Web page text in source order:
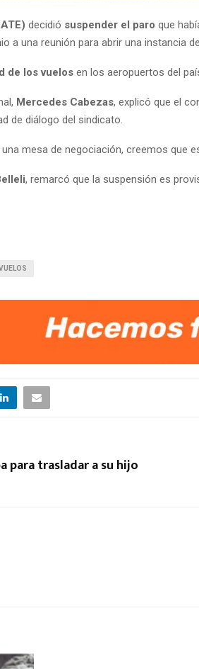
decidió suspender el paro que
a una reunión para abrir una instancia
de los vuelos en los aeropuertos del
Mercedes Cabezas, explicó que el
de diálogo del sindicato.
mesa de negociación, creemos que
, remarcó que la suspensión es
para trasladar a su hijo